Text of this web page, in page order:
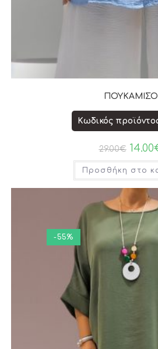
ΠΟΥΚΑΜΙΣΟ
Κωδικός
29.00€ 14.00
Προσθήκη στο
-55%